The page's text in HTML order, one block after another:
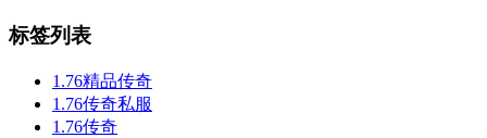
标签列表
1.76精品传奇
1.76传奇私服
1.76传奇